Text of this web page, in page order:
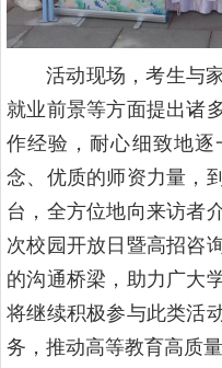
活动现场，考生与
就业前景等方面提出诸
作经验，耐心细致地
念、优质的师资力量，
台，全方位地向来访者
次校园开放日暨高招咨
的沟通桥梁，助力广大
将继续积极参与此类活
务，推动高等教育高质量